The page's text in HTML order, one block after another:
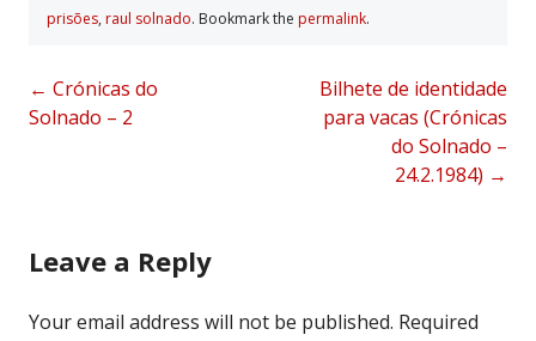
prisões, raul solnado. Bookmark the permalink.
Post
navigation
← Crónicas do
Solnado – 2
Bilhete de identidade
para vacas (Crónicas
do Solnado –
24.2.1984) →
Leave a Reply
Your email address will not be published. Required